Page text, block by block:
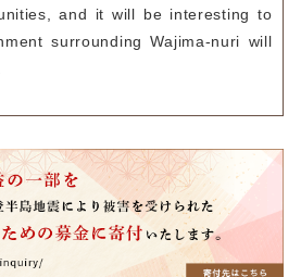
and it will be interesting to
surrounding Wajima-nuri will